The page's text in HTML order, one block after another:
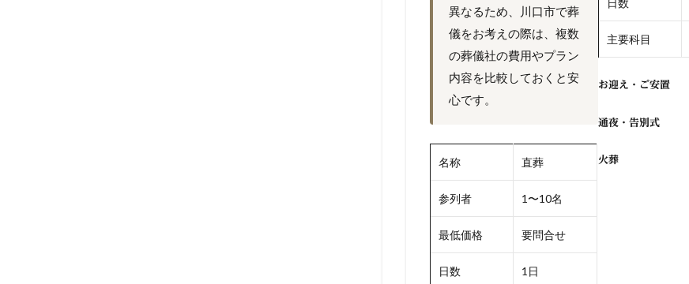
異なるため、川口市で葬
儀をお考えの際は、複数
の葬儀社の費用やプラン
内容を比較しておくと安
心です。
名称 直葬
参列者 1〜10名
最低価格 要問合せ
日数 1日
日数
主要科目
お迎え・ご安置
通夜・告別式
火葬